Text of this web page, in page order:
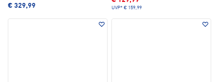
€ 329,99 UVP* € 159,99